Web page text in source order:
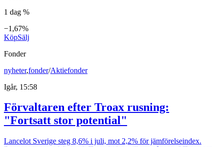
1 dag %
−1,67%
KöpSälj
Fonder
nyheter,fonder/Aktiefonder
Igår, 15:58
Förvaltaren efter Troax rusning:
"Fortsatt stor potential"
Lancelot Sverige steg 8,6% i juli, mot 2,2% för jämförelseindex.